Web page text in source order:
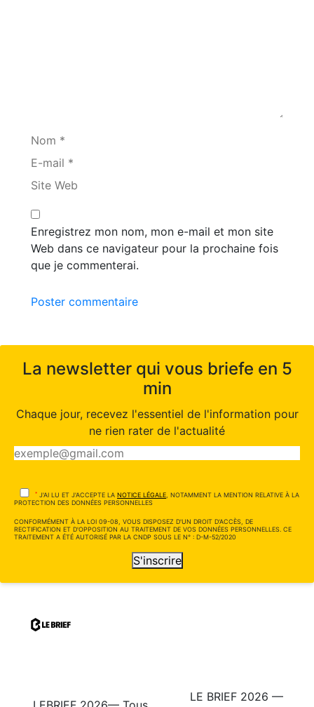
Nom *
E-mail *
Site Web
Enregistrez mon nom, mon e-mail et mon site
Web dans ce navigateur pour la prochaine fois
que je commenterai.
Poster commentaire
La newsletter qui vous briefe en 5
min
Chaque jour, recevez l'essentiel de l'information pour
ne rien rater de l'actualité
* J'AI LU ET J'ACCEPTE LA NOTICE LÉGALE, NOTAMMENT LA MENTION RELATIVE À LA
PROTECTION DES DONNÉES PERSONNELLES
CONFORMÉMENT À LA LOI 09-08, VOUS DISPOSEZ D'UN DROIT D'ACCÈS, DE
RECTIFICATION ET D'OPPOSITION AU TRAITEMENT DE VOS DONNÉES PERSONNELLES. CE
TRAITEMENT A ÉTÉ AUTORISÉ PAR LA CNDP SOUS LE N° : D-M-52/2020
S'inscrire
LE BRIEF 2026 —